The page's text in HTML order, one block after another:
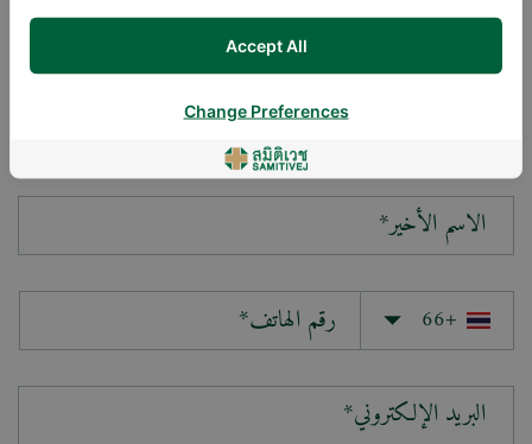
الاسم الأخير*
البريد الإلكتروني*
Accept All
Change Preferences